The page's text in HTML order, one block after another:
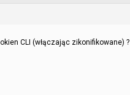
CLI (włączając zikonifikowane) ?